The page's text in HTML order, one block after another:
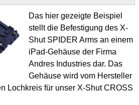
Das hier gezeigte Beispiel
stellt die Befestigung des X-
Shut SPIDER Arms an einem
iPad-Gehäuse der Firma
Andres Industries dar. Das
Gehäuse wird vom Hersteller
Lochkreis für unser X-Shut CROSS